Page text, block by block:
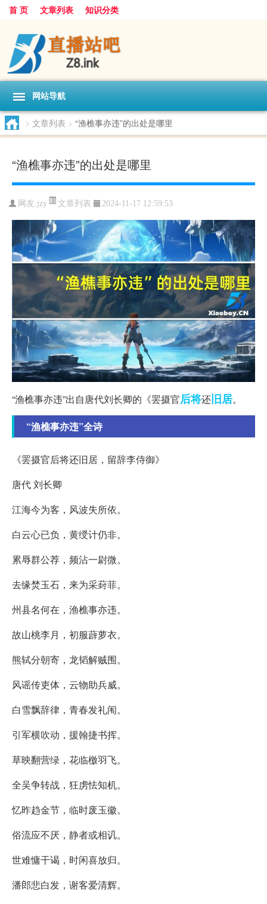
首 页 文章列表 知识分类
网站导航
> 文章列表 > “渔樵事亦违”的出处是哪里
“渔樵事亦违”的出处是哪里
网友:jzy 文章列表 2024-11-17 12:59:53
“渔樵事亦违”出自唐代刘长卿的《罢摄官后将还旧居。
“渔樵事亦违”全诗
《罢摄官后将还旧居，留辞李侍御》
唐代 刘长卿
江海今为客，风波失所依。
白云心已负，黄绶计仍非。
累辱群公荐，频沾一尉微。
去缘焚玉石，来为采葑菲。
州县名何在，渔樵事亦违。
故山桃李月，初服薜萝衣。
熊轼分朝寄，龙韬解贼围。
风谣传吏体，云物助兵威。
白雪飘辞律，青春发礼闱。
引军横吹动，援翰捷书挥。
草映翻营绿，花临檄羽飞。
全吴争转战，狂虏怯知机。
忆昨趋金节，临时废玉徽。
俗流应不厌，静者或相讥。
世难慵干谒，时闲喜放归。
潘郎悲白发，谢客爱清辉。